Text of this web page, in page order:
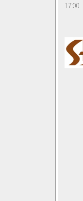
17:00